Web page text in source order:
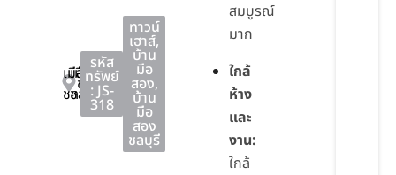
เมือง
ชลบุรี
เมือง
ชลบุรี
ชลบุรี
รหัส
ทรัพย์
: JS-
318
ทาวน์
เฮาส์,
บ้าน
มือ
สอง,
บ้าน
มือ
สอง
ชลบุรี
สมบูรณ์
มาก
ใกล้
ห้าง
และ
งาน:
ใกล้